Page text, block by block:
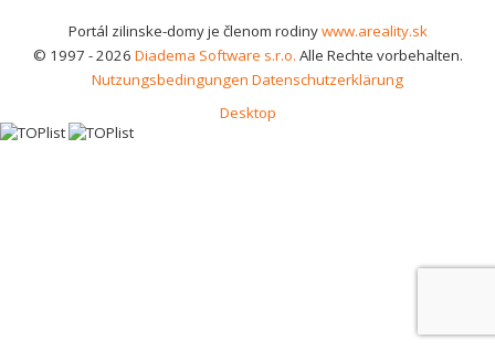
Portál zilinske-domy je členom rodinywww.areality.sk
© 1997 - 2026 Diadema Software s.r.o. Alle Rechte vorbehalten.
Nutzungsbedingungen Datenschutzerklärung
Desktop